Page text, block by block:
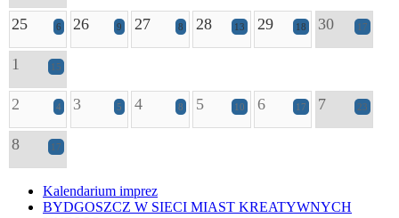
25 6 26 9 27 8 28 13 29 18 30 17
1 15
2 4 3 5 4 8 5 10 6 17 7 23
8 17
Kalendarium imprez
BYDGOSZCZ W SIECI MIAST KREATYWNYCH